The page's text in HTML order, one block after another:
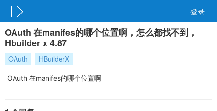
登录
OAuth 在manifes的哪个位置啊，怎么都找不到，
Hbuilder x 4.87
OAuth HBuilderX
OAuth 在manifes的哪个位置啊